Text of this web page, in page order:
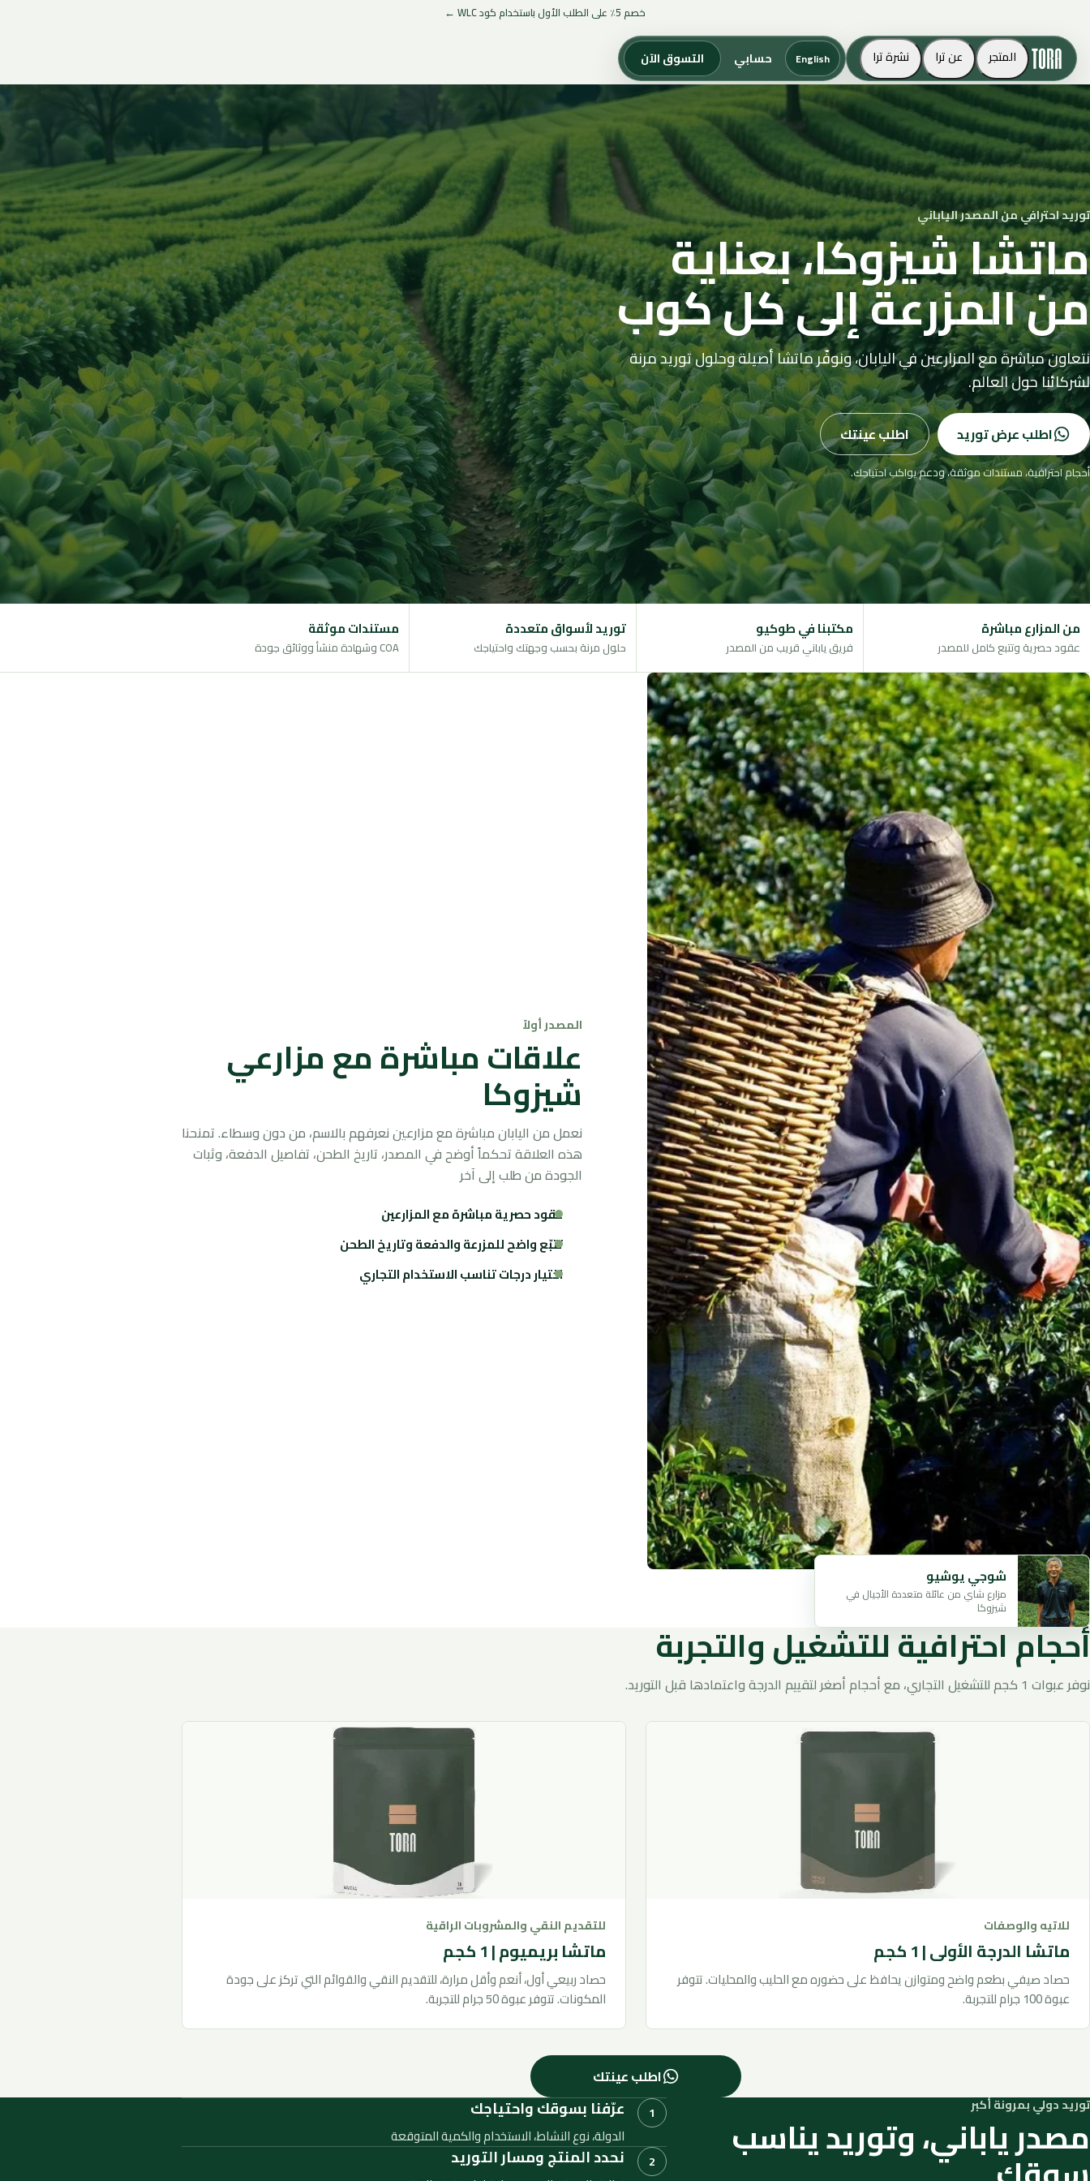
خصم 5٪ على الطلب الأول باستخدام كود WLC ←
المتجر عن ترا نشرة ترا English حسابي التسوق الآن
توريد احترافي من المصدر الياباني
ماتشا شيزوكا، بعناية
من المزرعة إلى كل كوب
نتعاون مباشرة مع المزارعين في اليابان، ونوفّر ماتشا أصيلة وحلول توريد مرنة
لشركائنا حول العالم.
اطلب عرض توريد اطلب عينتك
أحجام احترافية، مستندات موثقة، ودعم يواكب احتياجك.
من المزارع مباشرة
عقود حصرية وتتبع كامل للمصدر
مكتبنا في طوكيو
فريق ياباني قريب من المصدر
توريد لأسواق متعددة
حلول مرنة بحسب وجهتك واحتياجك
مستندات موثقة
COA وشهادة منشأ ووثائق جودة
شوجي يوشيو
مزارع شاي من عائلة متعددة الأجيال في
شيزوكا
المصدر أولاً
علاقات مباشرة مع مزارعي
شيزوكا
نعمل من اليابان مباشرة مع مزارعين نعرفهم بالاسم، من دون وسطاء. تمنحنا
هذه العلاقة تحكماً أوضح في المصدر، تاريخ الطحن، تفاصيل الدفعة، وثبات
الجودة من طلب إلى آخر
عقود حصرية مباشرة مع المزارعين
تتبّع واضح للمزرعة والدفعة وتاريخ الطحن
اختيار درجات تناسب الاستخدام التجاري
أحجام احترافية للتشغيل والتجربة
نوفر عبوات 1 كجم للتشغيل التجاري، مع أحجام أصغر لتقييم الدرجة واعتمادها قبل التوريد.
للاتيه والوصفات
ماتشا الدرجة الأولى | 1 كجم
حصاد صيفي بطعم واضح ومتوازن يحافظ على حضوره مع الحليب والمحليات. تتوفر
عبوة 100 جرام للتجربة.
للتقديم النقي والمشروبات الراقية
ماتشا بريميوم | 1 كجم
حصاد ربيعي أول، أنعم وأقل مرارة، للتقديم النقي والقوائم التي تركز على جودة
المكونات. تتوفر عبوة 50 جرام للتجربة.
اطلب عينتك
توريد دولي بمرونة أكبر
مصدر ياباني، وتوريد يناسب 1 عرّفنا بسوقك واحتياجك
الدولة، نوع النشاط، الاستخدام والكمية المتوقعة
2 نحدد المنتج ومسار التوريد